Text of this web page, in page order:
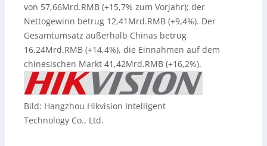
von 57,66Mrd.RMB (+15,7% zum Vorjahr); der
Nettogewinn betrug 12,41Mrd.RMB (+9,4%). Der
Gesamtumsatz außerhalb Chinas betrug
16,24Mrd.RMB (+14,4%), die Einnahmen auf dem
chinesischen Markt 41,42Mrd.RMB (+16,2%).
Bild: Hangzhou Hikvision Intelligent
Technology Co., Ltd.